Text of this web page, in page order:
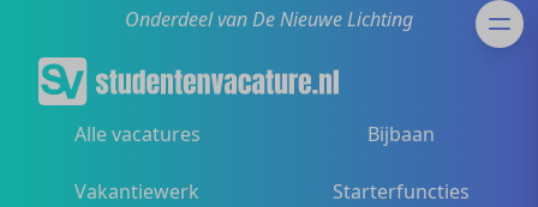
Onderdeel van De Nieuwe Lichting
Alle vacatures Bijbaan
Vakantiewerk Starterfuncties